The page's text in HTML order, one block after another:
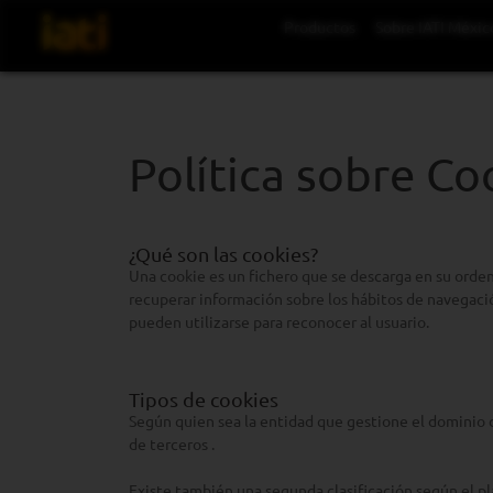
Política sobre
¿Qué son las cookies?
Una cookie es un fichero que se descarga en su
recuperar información sobre los hábitos de
pueden utilizarse para reconocer al usuario.
Tipos de cookies
Según quien sea la entidad que gestione el
de terceros .